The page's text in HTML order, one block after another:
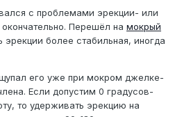
с проблемами эрекции- или
Перешёл на мокрый
эрекции более стабильная, иногда
его уже при мокром джелке-
Если допустим 0 градусов-
то удерживать эрекцию на